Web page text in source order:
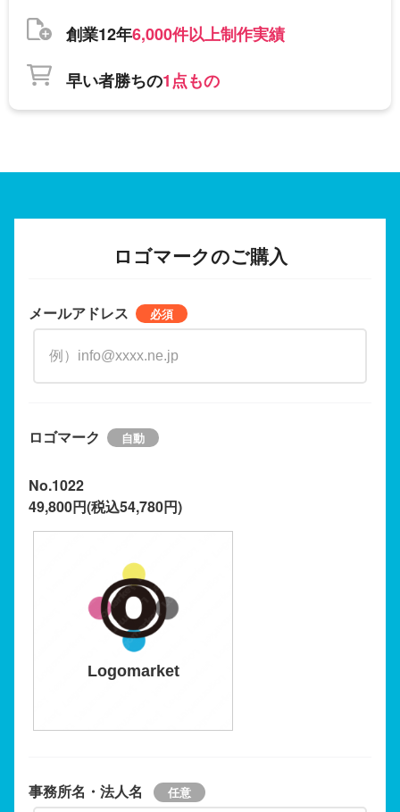
創業12年6,000件以上制作実績
早い者勝ちの1点もの
ロゴマークのご購入
メールアドレス
ロゴマーク
No.1022
49,800円(税込54,780円)
Logomarket
事務所名・法人名